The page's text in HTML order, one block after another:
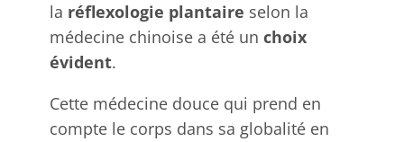
la réflexologie plantaire selon la
médecine chinoise a été un choix
évident.
Cette médecine douce qui prend en
compte le corps dans sa globalité en